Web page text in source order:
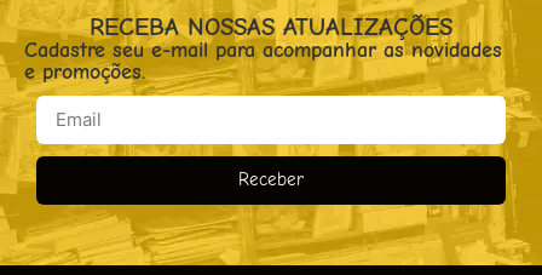
RECEBA NOSSAS ATUALIZAÇÕES
Cadastre seu e-mail para acompanhar as novidades
e promoções.
Receber